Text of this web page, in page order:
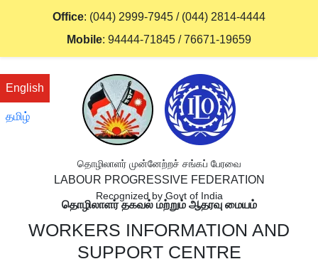
Office: (044) 2999-7945 / (044) 2814-4444
Mobile: 94444-71845 /76671-19659
English
தமிழ்
தொழிலாளர் முன்னேற்றச் சங்கப் பேரவை
LABOUR PROGRESSIVE FEDERATION
Recognized by Govt of India
தொழிலாளர் தகவல் மற்றும் ஆதரவு மையம்
WORKERS INFORMATION AND
SUPPORT CENTRE